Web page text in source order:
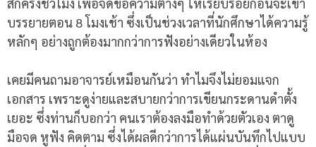
สักครึ่งชั่วโมง เพื่อจดข้อความต่างๆ ให้เรียบร้อยก่อนจะเข้า
บรรยายตอน 8 โมงเช้า ซึ่งเป็นช่วงเวลาที่นักศึกษาได้ความรู้
หลักๆ อย่างถูกต้องมากกว่าการฟังอย่างเดียวในห้อง
เคยมีคนถามอาจารย์เหมือนกันว่า ทำไมจึงไม่ยอมแจก
เอกสาร เพราะดูง่ายและสบายกว่าการเขียนกระดานดำตั้ง
เยอะ ซึ่งท่านก็บอกว่า คนเราต้องลงมือทำด้วยตัวเอง ตาดู
มือจด หูฟัง คิดตาม ซึ่งได้ผลดีกว่าการได้แผ่นบันทึกไปแบบ